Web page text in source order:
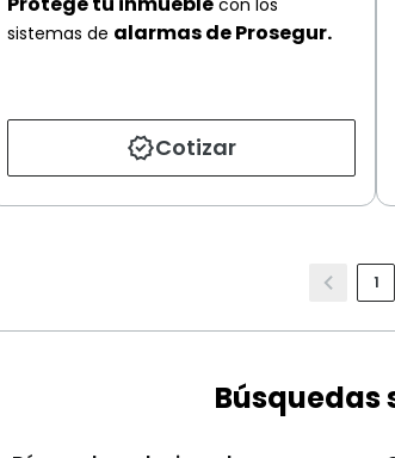
sistemas de alarmas de Prosegur.
Cotizar
1